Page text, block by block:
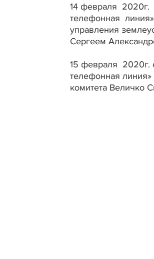
14 февраля 2020г.
телефонная
управления
Сергеем
15 февраля 2020г.
телефонная
комитета Величко